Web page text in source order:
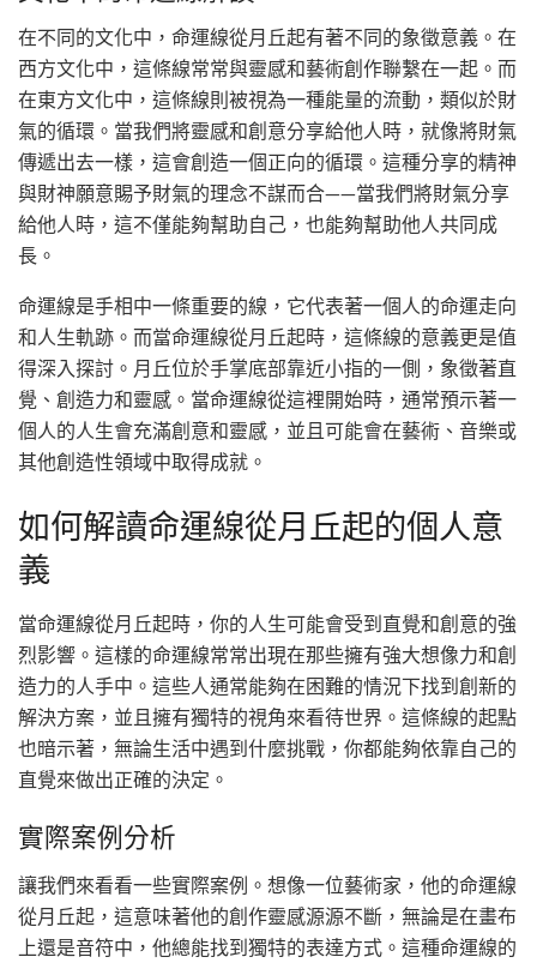
在不同的文化中，命運線從月丘起有著不同的象徵意義。在
西方文化中，這條線常常與靈感和藝術創作聯繫在一起。而
在東方文化中，這條線則被視為一種能量的流動，類似於財
氣的循環。當我們將靈感和創意分享給他人時，就像將財氣
傳遞出去一樣，這會創造一個正向的循環。這種分享的精神
與財神願意賜予財氣的理念不謀而合——當我們將財氣分享
給他人時，這不僅能夠幫助自己，也能夠幫助他人共同成
長。
命運線是手相中一條重要的線，它代表著一個人的命運走向
和人生軌跡。而當命運線從月丘起時，這條線的意義更是值
得深入探討。月丘位於手掌底部靠近小指的一側，象徵著直
覺、創造力和靈感。當命運線從這裡開始時，通常預示著一
個人的人生會充滿創意和靈感，並且可能會在藝術、音樂或
其他創造性領域中取得成就。
如何解讀命運線從月丘起的個人意
義
當命運線從月丘起時，你的人生可能會受到直覺和創意的強
烈影響。這樣的命運線常常出現在那些擁有強大想像力和創
造力的人手中。這些人通常能夠在困難的情況下找到創新的
解決方案，並且擁有獨特的視角來看待世界。這條線的起點
也暗示著，無論生活中遇到什麼挑戰，你都能夠依靠自己的
直覺來做出正確的決定。
實際案例分析
讓我們來看看一些實際案例。想像一位藝術家，他的命運線
從月丘起，這意味著他的創作靈感源源不斷，無論是在畫布
上還是音符中，他總能找到獨特的表達方式。這種命運線的